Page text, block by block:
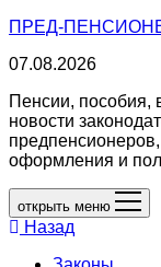
ПРЕД-
07.08.2026
Пенсии, пособия,
новости
оформления и
открыть меню
Назад